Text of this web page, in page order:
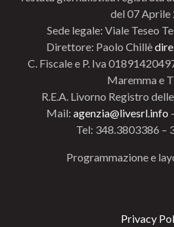
del 07 Aprile
Sede legale: Viale Teseo
Direttore: Paolo Chillè
C. Fiscale e P. Iva
Maremma e
R.E.A. Livorno Registro
Mail: agenzia@livesrl.info
Tel: 348.3803386 –
Programmazione e
Privacy